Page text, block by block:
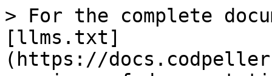
> For the complete
[llms.txt]
(https://